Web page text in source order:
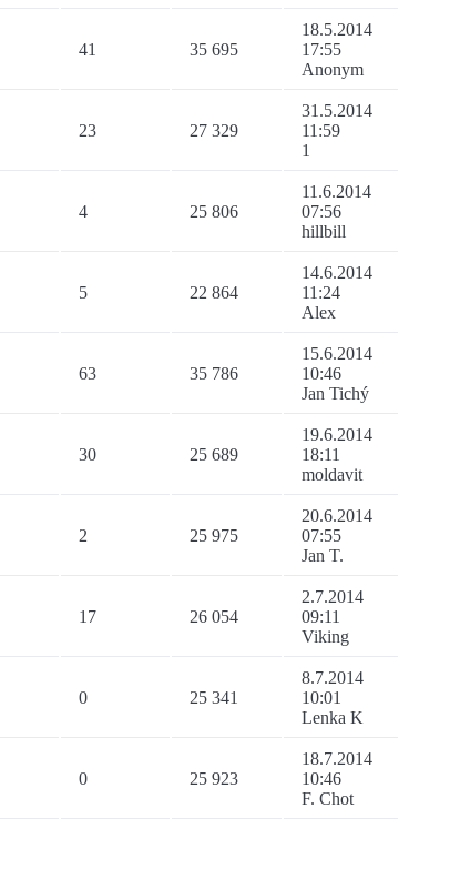
41 35 695
18.5.2014
17:55
Anonym
23 27 329
31.5.2014
11:59
1
4 25 806
11.6.2014
07:56
hillbill
5 22 864
14.6.2014
11:24
Alex
63 35 786
15.6.2014
10:46
Jan Tichý
30 25 689
19.6.2014
18:11
moldavit
2 25 975
20.6.2014
07:55
Jan T.
17 26 054
2.7.2014
09:11
Viking
0 25 341
8.7.2014
10:01
Lenka K
0 25 923
18.7.2014
10:46
F. Chot